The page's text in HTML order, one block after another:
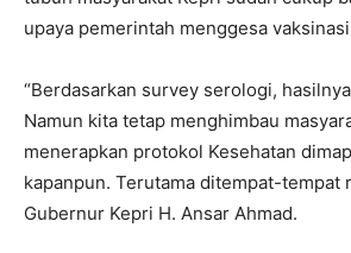
upaya pemerintah menggesa
“Berdasarkan survey serologi,
Namun kita tetap menghimbau
menerapkan protokol Kesehatan
kapanpun. Terutama ditempat-tempat
Gubernur Kepri H. Ansar Ahmad.